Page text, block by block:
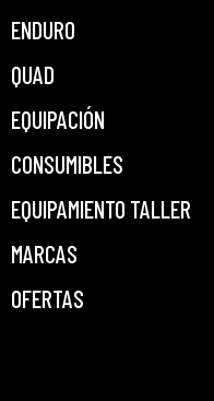
ENDURO
QUAD
EQUIPACIÓN
CONSUMIBLES
EQUIPAMIENTO TALLER
MARCAS
OFERTAS